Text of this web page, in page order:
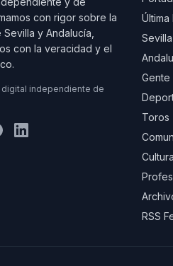
con rigor sobre la
y Andalucía,
con la veracidad y el
digital independiente de
Última
Sevilla
Gente
Toros
Cultura
RSS